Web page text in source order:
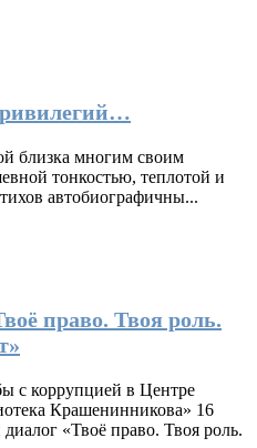
близка многим своим
тонкостью, теплотой и
автобиографичны...
право. Твоя роль.
с коррупцией в Центре
Крашенинникова» 16
«Твоё право. Твоя роль.